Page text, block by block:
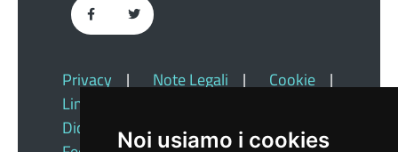
Noi usiamo i cookies
Privacy | Note Legali | Cookie
|
Link Utili
Dichiarazione Di Accessibilità